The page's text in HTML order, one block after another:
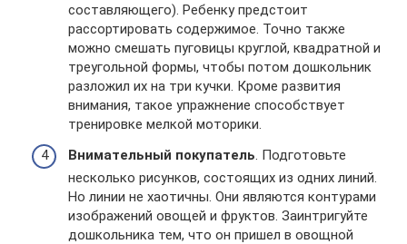
составляющего). Ребенку предстоит
рассортировать содержимое. Точно также
можно смешать пуговицы круглой, квадратной и
треугольной формы, чтобы потом дошкольник
разложил их на три кучки. Кроме развития
внимания, такое упражнение способствует
тренировке мелкой моторики.
Внимательный покупатель . Подготовьте
несколько рисунков, состоящих из одних линий.
Но линии не хаотичны. Они являются контурами
изображений овощей и фруктов. Заинтригуйте
дошкольника тем, что он пришел в овощной